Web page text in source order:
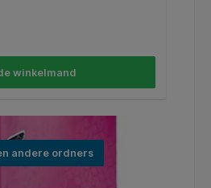
winkelmand
andere ordners